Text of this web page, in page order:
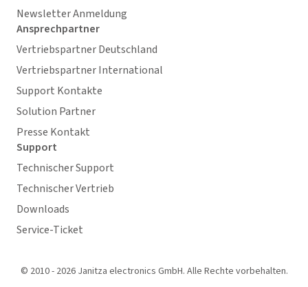
Newsletter Anmeldung
Ansprechpartner
Vertriebspartner Deutschland
Vertriebspartner International
Support Kontakte
Solution Partner
Presse Kontakt
Support
Technischer Support
Technischer Vertrieb
Downloads
Service-Ticket
© 2010 - 2026 Janitza electronics GmbH. Alle Rechte vorbehalten.